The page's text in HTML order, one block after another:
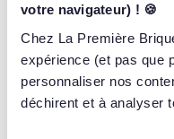
votre navigateur) ! 🍪
Chez La Première
expérience (et pas que
personnaliser nos
déchirent et à analyser
Le Jandri
Les Deux Alpes
552 000 €/ 552 000 €